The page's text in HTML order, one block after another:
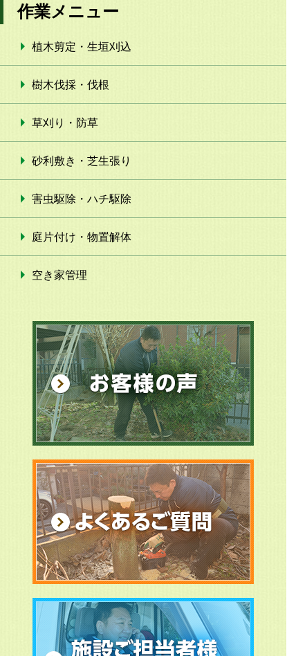
作業メニュー
植木剪定・生垣刈込
樹木伐採・伐根
草刈り・防草
砂利敷き・芝生張り
害虫駆除・ハチ駆除
庭片付け・物置解体
空き家管理